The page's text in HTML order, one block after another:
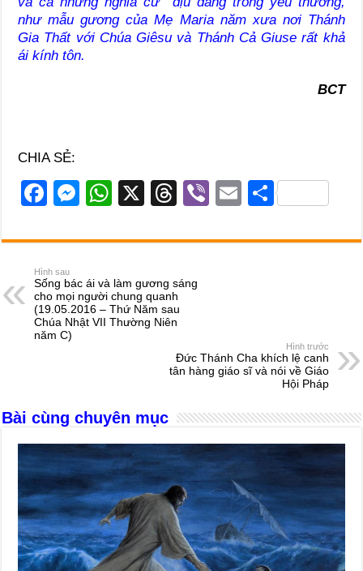
như mẫu gương của Mẹ Maria năm xưa nơi Thánh
Gia Thất với Chúa Giêsu và Thánh Cả Giuse rất khả
ái kính tôn.
BCT
CHIA SẺ:
F
c
e
b
o
o
M
ss
n
g
W
at
A
p
X
T
e
d
s
Vi
er
E
ail
S
ar
Hình sau
Sống bác ái và làm gương sáng
cho mọi người chung quanh
(19.05.2016 – Thứ Năm sau
Chúa Nhật VII Thường Niên
năm C)
Hình trước
Đức Thánh Cha khích lệ canh
tân hàng giáo sĩ và nói về Giáo
Hội Pháp
Bài cùng chuyên mục